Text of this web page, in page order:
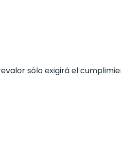
sólo exigirá el